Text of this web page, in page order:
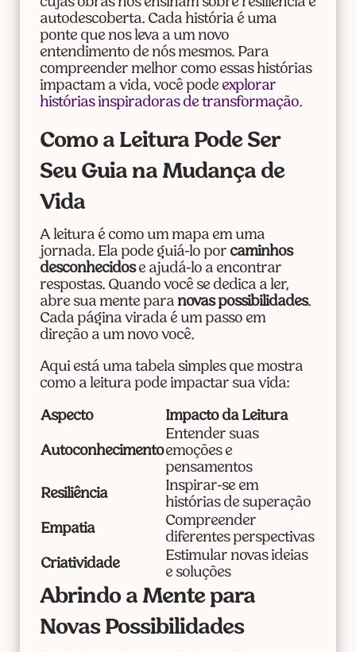
autodescoberta. Cada história é uma
ponte que nos leva a um novo
entendimento de nós mesmos. Para
compreender melhor como essas histórias
impactam a vida, você pode explorar
histórias inspiradoras de transformação.
Como a Leitura Pode Ser
Seu Guia na Mudança de
Vida
A leitura é como um mapa em uma
jornada. Ela pode guiá-lo por caminhos
desconhecidose ajudá-lo a encontrar
respostas. Quando você se dedica a ler,
abre sua mente para novas possibilidades.
Cada página virada é um passo em
direção a um novo você.
Aqui está uma tabela simples que mostra
como a leitura pode impactar sua vida:
Aspecto Impacto da Leitura
Autoconhecimento
Entender suas
emoções e
pensamentos
Resiliência
Inspirar-se em
histórias de superação
Empatia
Compreender
diferentes perspectivas
Criatividade
Estimular novas ideias
e soluções
Abrindo a Mente para
Novas Possibilidades